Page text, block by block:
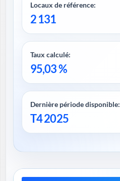
Locaux de référence:
2 131
Taux calculé:
95,03 %
Dernière période disponible:
T4 2025